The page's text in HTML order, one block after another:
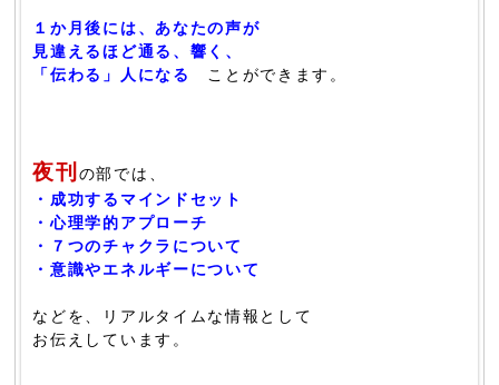
１か月後には、あなたの声が
見違えるほど通る、響く、
「伝わる」人になる
ことができます。
夜刊 の部では、
・成功するマインドセット
・心理学的アプローチ
・７つのチャクラについて
・意識やエネルギーについて
などを、リアルタイムな情報として
お伝えしています。